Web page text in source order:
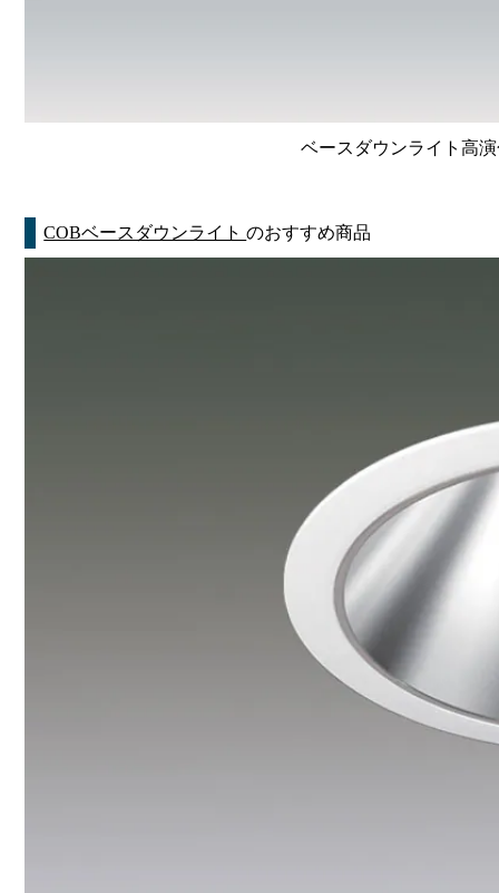
ベースダウンライト高
COBベースダウンライトのおすすめ商品